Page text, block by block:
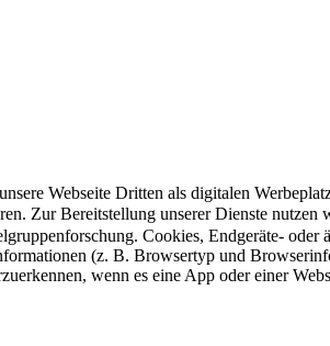
Webseite Dritten als digitalen
Zur Bereitstellung unserer Dienste nutzen
Cookies, Endgeräte-
(z. B. Browsertyp und
wenn es eine App oder einer